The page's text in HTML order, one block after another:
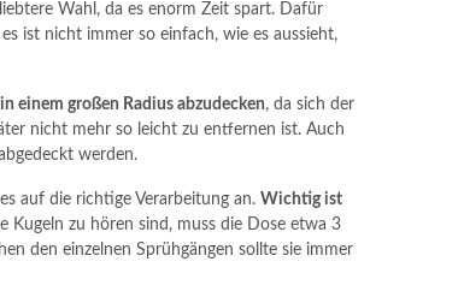
Wahl, da es enorm Zeit spart. Dafür
ist nicht immer so einfach, wie es aussieht,
einem großen Radius abzudecken, da sich der
nicht mehr so leicht zu entfernen ist. Auch
werden.
auf die richtige Verarbeitung an.Wichtig ist
Kugeln zu hören sind, muss die Dose etwa 3
den einzelnen Sprühgängen sollte sie immer